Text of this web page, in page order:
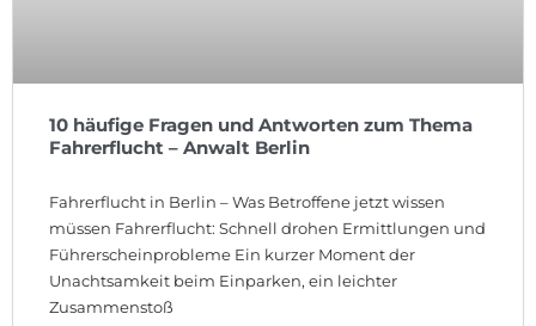
10 häufige Fragen und Antworten zum Thema
Fahrerflucht – Anwalt Berlin
Fahrerflucht in Berlin – Was Betroffene jetzt wissen
müssen Fahrerflucht: Schnell drohen Ermittlungen und
Führerscheinprobleme Ein kurzer Moment der
Unachtsamkeit beim Einparken, ein leichter
Zusammenstoß